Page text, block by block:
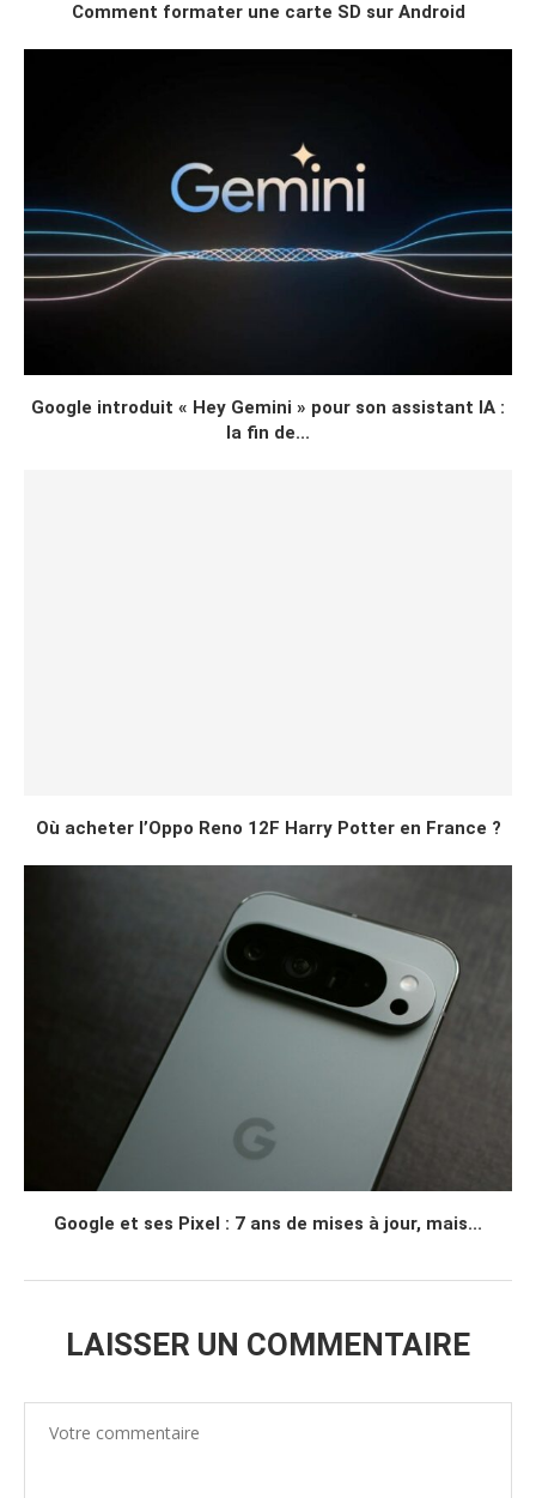
Comment formater une carte SD sur Android
Google introduit « Hey Gemini » pour son assistant IA :
la fin de...
Où acheter l’Oppo Reno 12F Harry Potter en France ?
Google et ses Pixel : 7 ans de mises à jour, mais...
LAISSER UN COMMENTAIRE